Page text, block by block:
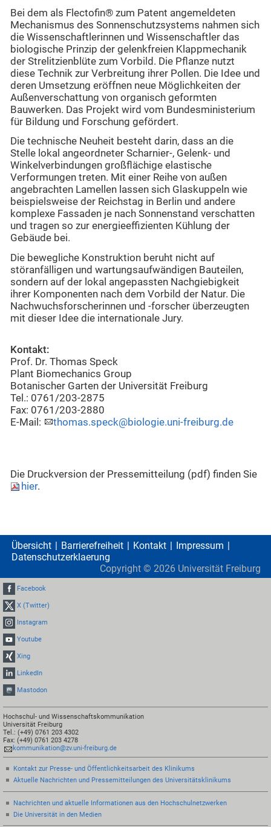
Bei dem als Flectofin® zum Patent angemeldeten
Mechanismus des Sonnenschutzsystems nahmen sich
die Wissenschaftlerinnen und Wissenschaftler das
biologische Prinzip der gelenkfreien Klappmechanik
der Strelitzienblüte zum Vorbild. Die Pflanze nutzt
diese Technik zur Verbreitung ihrer Pollen. Die Idee und
deren Umsetzung eröffnen neue Möglichkeiten der
Außenverschattung von organisch geformten
Bauwerken. Das Projekt wird vom Bundesministerium
für Bildung und Forschung gefördert.
Die technische Neuheit besteht darin, dass an die
Stelle lokal angeordneter Scharnier-, Gelenk- und
Winkelverbindungen großflächige elastische
Verformungen treten. Mit einer Reihe von außen
angebrachten Lamellen lassen sich Glaskuppeln wie
beispielsweise der Reichstag in Berlin und andere
komplexe Fassaden je nach Sonnenstand verschatten
und tragen so zur energieeffizienten Kühlung der
Gebäude bei.
Die bewegliche Konstruktion beruht nicht auf
störanfälligen und wartungsaufwändigen Bauteilen,
sondern auf der lokal angepassten Nachgiebigkeit
ihrer Komponenten nach dem Vorbild der Natur. Die
Nachwuchsforscherinnen und -forscher überzeugten
mit dieser Idee die internationale Jury.
Kontakt:
Prof. Dr. Thomas Speck
Plant Biomechanics Group
Botanischer Garten der Universität Freiburg
Tel.: 0761/203-2875
Fax: 0761/203-2880
E-Mail:
thomas.speck@biologie.uni-freiburg.de
Die Druckversion der Pressemitteilung (pdf) finden Sie
hier.
Übersicht Barrierefreiheit Kontakt
Impressum
Datenschutzerklaerung
Copyright © 2026 Universität Freiburg
Facebook
X (Twitter)
Instagram
Youtube
Xing
LinkedIn
Mastodon
Hochschul- und Wissenschaftskommunikation
Universität Freiburg
Tel.: (+49) 0761 203 4302
Fax: (+49) 0761 203 4278
kommunikation@zv.uni-freiburg.de
Kontakt zur Presse- und Öffentlichkeitsarbeit des Klinikums
Aktuelle Nachrichten und Pressemitteilungen des Universitätsklinikums
Nachrichten und aktuelle Informationen aus den Hochschulnetzwerken
Die Universität in den Medien